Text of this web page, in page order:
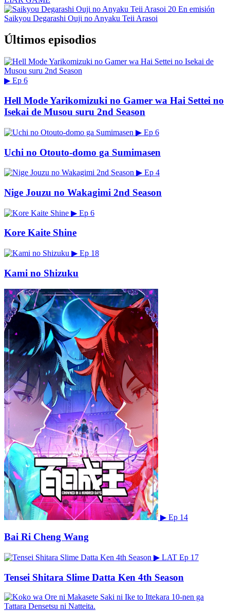
20 En emisión
Saikyou Degarashi Ouji no Anyaku Teii Arasoi
Últimos episodios
▶ Ep 6
Hell Mode Yarikomizuki no Gamer wa Hai Settei no
Isekai de Musou suru 2nd Season
▶ Ep 6
Uchi no Otouto-domo ga Sumimasen
▶ Ep 4
Nige Jouzu no Wakagimi 2nd Season
▶ Ep 6
Kore Kaite Shine
▶ Ep 18
Kami no Shizuku
▶ Ep 14
Bai Ri Cheng Wang
▶ LAT Ep 17
Tensei Shitara Slime Datta Ken 4th Season